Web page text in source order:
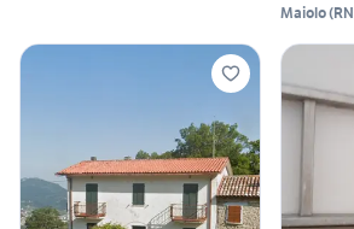
Maiolo(RN